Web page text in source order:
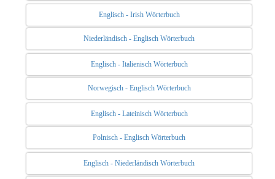
Englisch - Irish Wörterbuch
Niederländisch - Englisch Wörterbuch
Englisch - Italienisch Wörterbuch
Norwegisch - Englisch Wörterbuch
Englisch - Lateinisch Wörterbuch
Polnisch - Englisch Wörterbuch
Englisch - Niederländisch Wörterbuch